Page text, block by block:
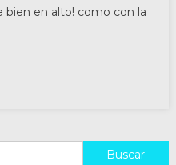
bien en alto! como con la
Buscar: